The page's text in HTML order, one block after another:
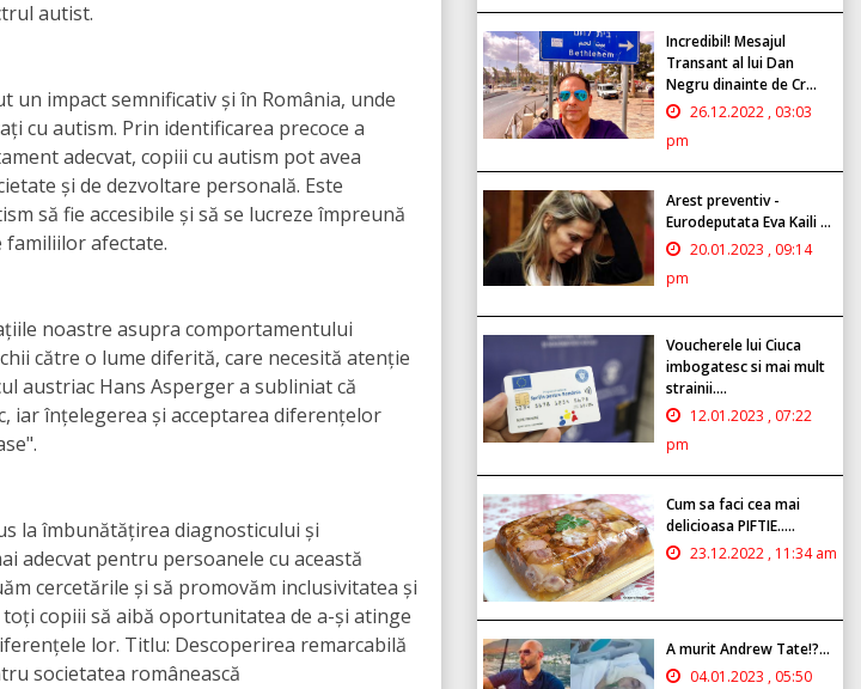
autist.
un impact semnificativ și în România, unde
cu autism. Prin identificarea precoce a
adecvat, copiii cu autism pot avea
și de dezvoltare personală. Este
să fie accesibile și să se lucreze împreună
afectate.
noastre asupra comportamentului
către o lume diferită, care necesită atenție
austriac Hans Asperger a subliniat că
iar înțelegerea și acceptarea diferențelor
la îmbunătățirea diagnosticului și
adecvat pentru persoanele cu această
cercetările și să promovăm inclusivitatea și
copiii să aibă oportunitatea de a-și atinge
lor. Titlu: Descoperirea remarcabilă
societatea românească
Incredibil! Mesajul
Transant al lui Dan
Negru dinainte de Cr...
26.12.2022 , 03:03
pm
Arest preventiv -
Eurodeputata Eva Kaili ...
20.01.2023 , 09:14
pm
Voucherele lui Ciuca
imbogatesc si mai mult
strainii....
12.01.2023 , 07:22
pm
Cum sa faci cea mai
delicioasa PIFTIE.....
23.12.2022 , 11:34 am
A murit Andrew Tate!?...
04.01.2023 , 05:50